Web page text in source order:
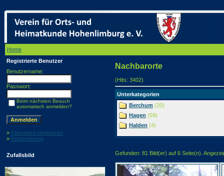
Home
Registrierte Benutzer
Benutzername:
Passwort:
Beim nächsten Besuch
automatisch anmelden?
» Password vergessen
» Registrierung
Zufallsbild
Nachbarorte
(Hits: 3402)
Unterkategorien
Berchum (20)
Hagen (59)
Halden (4)
Gefunden: 81 Bild(er) auf 6 Seite(n).